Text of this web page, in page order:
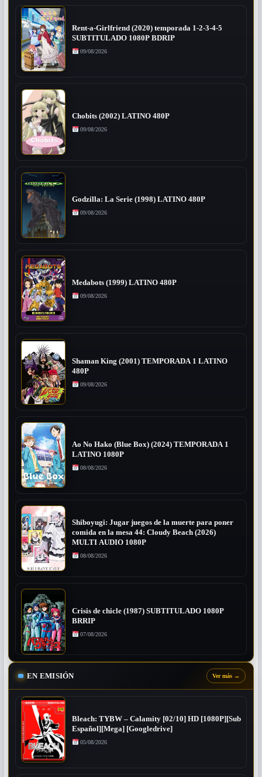
Rent-a-Girlfriend (2020) temporada 1-2-3-4-5
SUBTITULADO 1080P BDRIP
09/08/2026
Chobits (2002) LATINO 480P
09/08/2026
Godzilla: La Serie (1998) LATINO 480P
09/08/2026
Medabots (1999) LATINO 480P
09/08/2026
Shaman King (2001) TEMPORADA 1 LATINO
480P
09/08/2026
Ao No Hako (Blue Box) (2024) TEMPORADA 1
LATINO 1080P
08/08/2026
Shiboyugi: Jugar juegos de la muerte para poner
comida en la mesa 44: Cloudy Beach (2026)
MULTI AUDIO 1080P
08/08/2026
Crisis de chicle (1987) SUBTITULADO 1080P
BRRIP
07/08/2026
EN EMISIÓN Ver más →
Bleach: TYBW – Calamity [02/10] HD [1080P][Sub
Español][Mega] [Googledrive]
05/08/2026